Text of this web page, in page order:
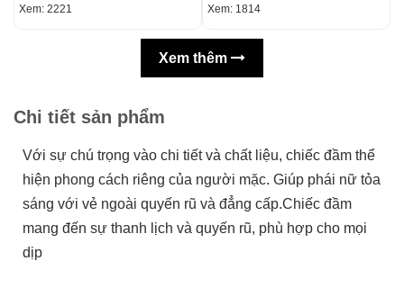
Xem: 2221 Xem: 1814
Xem thêm
Chi tiết sản phẩm
Với sự chú trọng vào chi tiết và chất liệu, chiếc đầm thể
hiện phong cách riêng của người mặc. Giúp phái nữ tỏa
sáng với vẻ ngoài quyến rũ và đẳng cấp.Chiếc đầm
mang đến sự thanh lịch và quyến rũ, phù hợp cho mọi
dịp